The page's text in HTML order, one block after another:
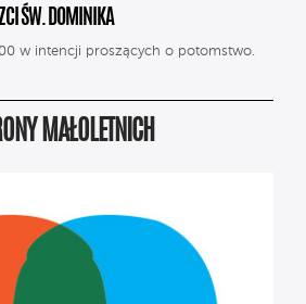
ŚW. DOMINIKA
w intencji proszących o potomstwo.
MAŁOLETNICH